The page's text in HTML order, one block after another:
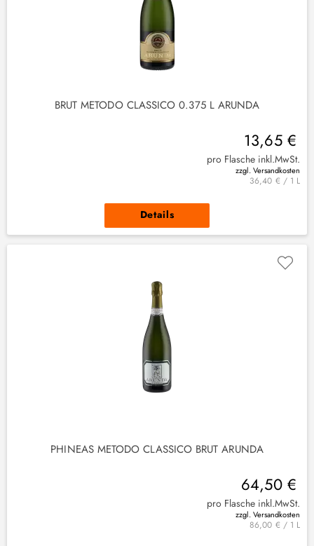
BRUT METODO CLASSICO 0.375 L ARUNDA
13,65 €
pro Flasche inkl.MwSt.
zzgl. Versandkosten
36,40 € / 1 L
Details
PHINEAS METODO CLASSICO BRUT ARUNDA
64,50 €
pro Flasche inkl.MwSt.
zzgl. Versandkosten
86,00 € / 1 L